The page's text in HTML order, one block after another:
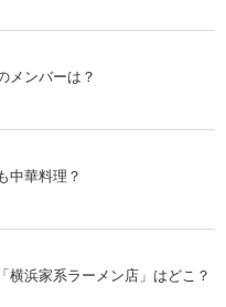
メンバーは？
中華料理？
横浜家系ラーメン店」はどこ？